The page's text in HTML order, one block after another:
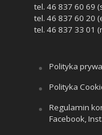
tel. 46 837 60 69
tel. 46 837 60 20
tel. 46 837 33 01
Polityka
Polityka
Regulamin
Facebook,